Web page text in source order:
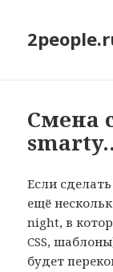
Смена
Если
ещё
night, в
CSS,
будет